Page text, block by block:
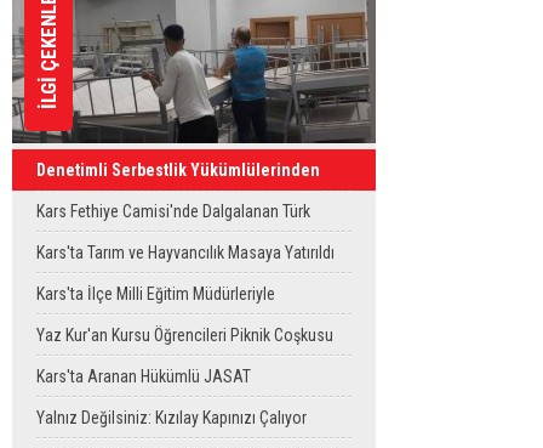
İLGİ ÇEKENLER
Denetimli Serbestlik Yükümlülerinden
Okula Temizlik Desteği
Kars Fethiye Camisi'nde Dalgalanan Türk
Bayrağı Görenlerin Beğenisini Topladı
Kars'ta Tarım ve Hayvancılık Masaya Yatırıldı
Kars'ta İlçe Milli Eğitim Müdürleriyle
Değerlendirme Toplantısı
Yaz Kur'an Kursu Öğrencileri Piknik Coşkusu
Yaşadı
Kars'ta Aranan Hükümlü JASAT
Operasyonuyla Yakalandı
Yalnız Değilsiniz: Kızılay Kapınızı Çalıyor